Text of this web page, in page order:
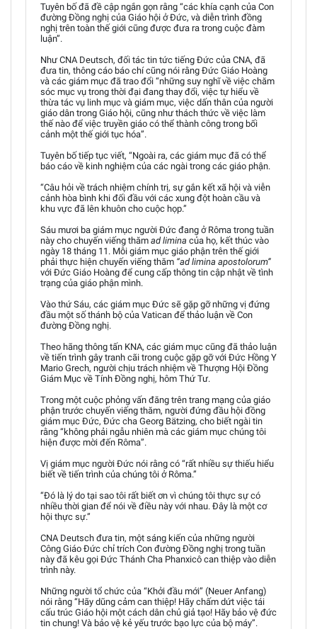
Tuyên bố đã đề cập ngắn gọn rằng “các khía cạnh của Con
đường Đồng nghị của Giáo hội ở Đức, và diễn trình đồng
nghị trên toàn thế giới cũng được đưa ra trong cuộc đàm
luận”.
Như CNA Deutsch, đối tác tin tức tiếng Đức của CNA, đã
đưa tin, thông cáo báo chí cũng nói rằng Đức Giáo Hoàng
và các giám mục đã trao đổi “những suy nghĩ về việc chăm
sóc mục vụ trong thời đại đang thay đổi, việc tự hiểu về
thừa tác vụ linh mục và giám mục, việc dấn thân của người
giáo dân trong Giáo hội, cũng như thách thức về việc làm
thế nào để việc truyền giáo có thể thành công trong bối
cảnh một thế giới tục hóa”.
Tuyên bố tiếp tục viết, “Ngoài ra, các giám mục đã có thể
báo cáo về kinh nghiệm của các ngài trong các giáo phận.
“Câu hỏi về trách nhiệm chính trị, sự gắn kết xã hội và viễn
cảnh hòa bình khi đối đầu với các xung đột hoàn cầu và
khu vực đã lên khuôn cho cuộc họp.”
Sáu mươi ba giám mục người Đức đang ở Rôma trong tuần
này cho chuyến viếng thăm ad limina của họ, kết thúc vào
ngày 18 tháng 11. Mỗi giám mục giáo phận trên thế giới
phải thực hiện chuyến viếng thăm “ad limina apostolorum”
với Đức Giáo Hoàng để cung cấp thông tin cập nhật về tình
trạng của giáo phận mình.
Vào thứ Sáu, các giám mục Đức sẽ gặp gỡ những vị đứng
đầu một số thánh bộ của Vatican để thảo luận về Con
đường Đồng nghị.
Theo hãng thông tấn KNA, các giám mục cũng đã thảo luận
về tiến trình gây tranh cãi trong cuộc gặp gỡ với Đức Hồng Y
Mario Grech, người chịu trách nhiệm về Thượng Hội Đồng
Giám Mục về Tính Đồng nghị, hôm Thứ Tư.
Trong một cuộc phỏng vấn đăng trên trang mạng của giáo
phận trước chuyến viếng thăm, người đứng đầu hội đồng
giám mục Đức, Đức cha Georg Bätzing, cho biết ngài tin
rằng “không phải ngẫu nhiên mà các giám mục chúng tôi
hiện được mời đến Rôma”.
Vị giám mục người Đức nói rằng có “rất nhiều sự thiếu hiểu
biết về tiến trình của chúng tôi ở Rôma.”
“Đó là lý do tại sao tôi rất biết ơn vì chúng tôi thực sự có
nhiều thời gian để nói về điều này với nhau. Đây là một cơ
hội thực sự.”
CNA Deutsch đưa tin, một sáng kiến của những người
Công Giáo Đức chỉ trích Con đường Đồng nghị trong tuần
này đã kêu gọi Đức Thánh Cha Phanxicô can thiệp vào diễn
trình này.
Những người tổ chức của “Khởi đầu mới” (Neuer Anfang)
nói rằng “Hãy dũng cảm can thiệp! Hãy chấm dứt việc tái
cấu trúc Giáo hội một cách dân chủ giả tạo! Hãy bảo vệ đức
tin chung! Và bảo vệ kẻ yếu trước bạo lực của bộ máy”.